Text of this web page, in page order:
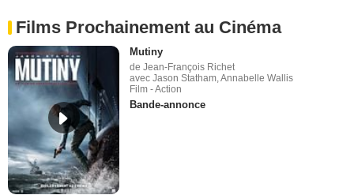
Films Prochainement au Cinéma
Mutiny
de Jean-François Richet
avec Jason Statham, Annabelle Wallis
Film - Action
Bande-annonce